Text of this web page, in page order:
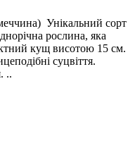
Унікальний сорт
рослина, яка
кущ висотою 15 см.
суцвіття.
..